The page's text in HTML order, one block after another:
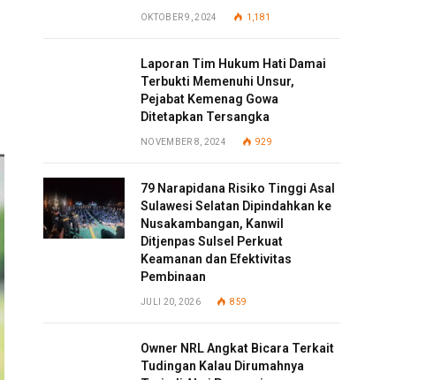
OKTOBER 9, 2024 1,181
Laporan Tim Hukum Hati Damai
Terbukti Memenuhi Unsur,
Pejabat Kemenag Gowa
Ditetapkan Tersangka
NOVEMBER 8, 2024 929
79 Narapidana Risiko Tinggi Asal
Sulawesi Selatan Dipindahkan ke
Nusakambangan, Kanwil
Ditjenpas Sulsel Perkuat
Keamanan dan Efektivitas
Pembinaan
JULI 20, 2026 859
Owner NRL Angkat Bicara Terkait
Tudingan Kalau Dirumahnya